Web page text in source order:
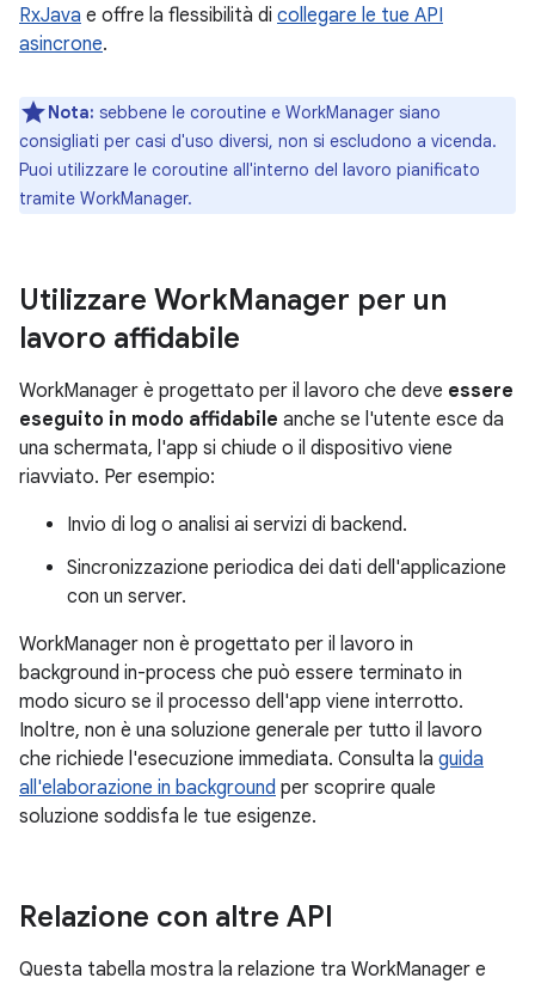
RxJava e offre la flessibilità di collegare le tue API
asincrone.
Nota: sebbene le coroutine e WorkManager siano
consigliati per casi d'uso diversi, non si escludono a vicenda.
Puoi utilizzare le coroutine all'interno del lavoro pianificato
tramite WorkManager.
Utilizzare WorkManager per un
lavoro affidabile
WorkManager è progettato per il lavoro che deve essere
eseguito in modo affidabile anche se l'utente esce da
una schermata, l'app si chiude o il dispositivo viene
riavviato. Per esempio:
Invio di log o analisi ai servizi di backend.
Sincronizzazione periodica dei dati dell'applicazione
con un server.
WorkManager non è progettato per il lavoro in
background in-process che può essere terminato in
modo sicuro se il processo dell'app viene interrotto.
Inoltre, non è una soluzione generale per tutto il lavoro
che richiede l'esecuzione immediata. Consulta la guida
all'elaborazione in background per scoprire quale
soluzione soddisfa le tue esigenze.
Relazione con altre API
Questa tabella mostra la relazione tra WorkManager e